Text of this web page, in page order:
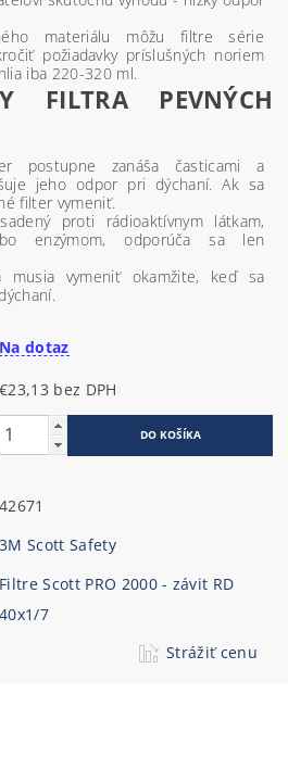
materiálu môžu filtre série
požiadavky príslušných noriem
iba 220-320 ml.
FILTRA PEVNÝCH
postupne zanáša časticami a
jeho odpor pri dýchaní. Ak sa
filter vymeniť.
proti rádioaktívnym látkam,
enzýmom, odporúča sa len
musia vymeniť okamžite, keď sa
Na dotaz
€23,13 bez DPH
42671
3M Scott Safety
Filtre Scott PRO 2000 - závit RD
40x1/7
Strážiť cenu